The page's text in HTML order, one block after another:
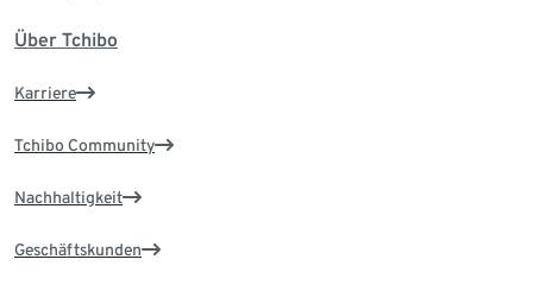
Über Tchibo
Karriere
Tchibo Community
Nachhaltigkeit
Geschäftskunden